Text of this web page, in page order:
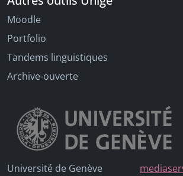
Moodle
Portfolio
Tandems linguistiques
Archive-ouverte
Université de Genève